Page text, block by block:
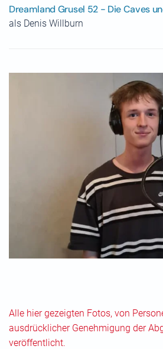
Dreamland Grusel 52 - Die Caves
als Denis Willburn
Alle hier gezeigten Fotos, von
ausdrücklicher Genehmigung der
veröffentlicht.